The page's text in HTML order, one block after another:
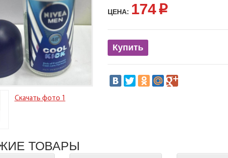
Скачать фото 1
ЦЕНА: 174p
Купить
ТОВАРЫ